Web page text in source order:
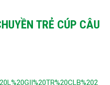
TRẺ CÚP CÂU